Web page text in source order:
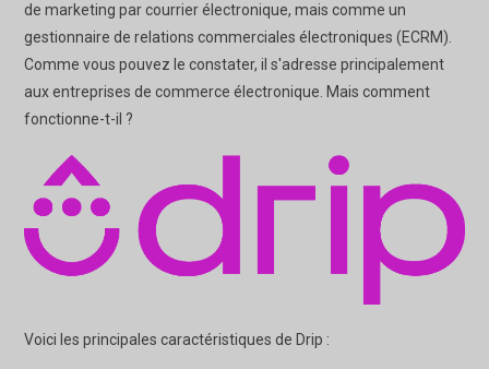
de marketing par courrier électronique, mais comme un
gestionnaire de relations commerciales électroniques (ECRM).
Comme vous pouvez le constater, il s'adresse principalement
aux entreprises de commerce électronique. Mais comment
fonctionne-t-il ?
Voici les principales caractéristiques de Drip :